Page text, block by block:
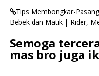
Tips Membongkar-
Bebek dan Matik | Rider,
Semoga
mas bro juga